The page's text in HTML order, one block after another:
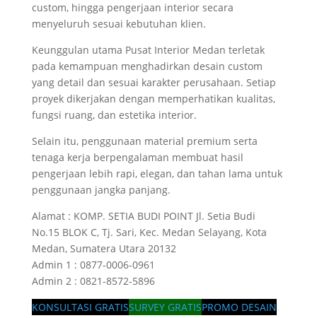
custom, hingga pengerjaan interior secara
menyeluruh sesuai kebutuhan klien.
Keunggulan utama Pusat Interior Medan terletak
pada kemampuan menghadirkan desain custom
yang detail dan sesuai karakter perusahaan. Setiap
proyek dikerjakan dengan memperhatikan kualitas,
fungsi ruang, dan estetika interior.
Selain itu, penggunaan material premium serta
tenaga kerja berpengalaman membuat hasil
pengerjaan lebih rapi, elegan, dan tahan lama untuk
penggunaan jangka panjang.
Alamat : KOMP. SETIA BUDI POINT Jl. Setia Budi
No.15 BLOK C, Tj. Sari, Kec. Medan Selayang, Kota
Medan, Sumatera Utara 20132
Admin 1 : 0877-0006-0961
Admin 2 : 0821-8572-5896
KONSULTASI GRATISSURVEY GRATISPROMO DESAIN